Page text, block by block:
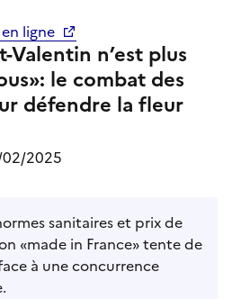
ligne
Valentin n’est plus
le combat des
défendre la fleur
02/2025
sanitaires et prix de
«made in France» tente de
à une concurrence